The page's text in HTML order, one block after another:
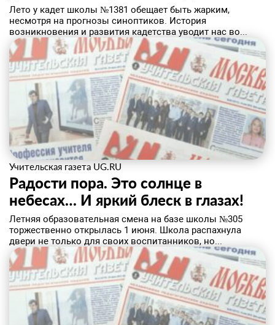
Лето у кадет школы №1381 обещает быть жарким,
несмотря на прогнозы синоптиков. История
возникновения и развития кадетства уводит нас во...
Учительская газета UG.RU
​Радости пора. Это солнце в
небесах… И яркий блеск в глазах!
Летняя образовательная смена на базе школы №305
торжественно открылась 1 июня. Школа распахнула
двери не только для своих воспитанников, но...